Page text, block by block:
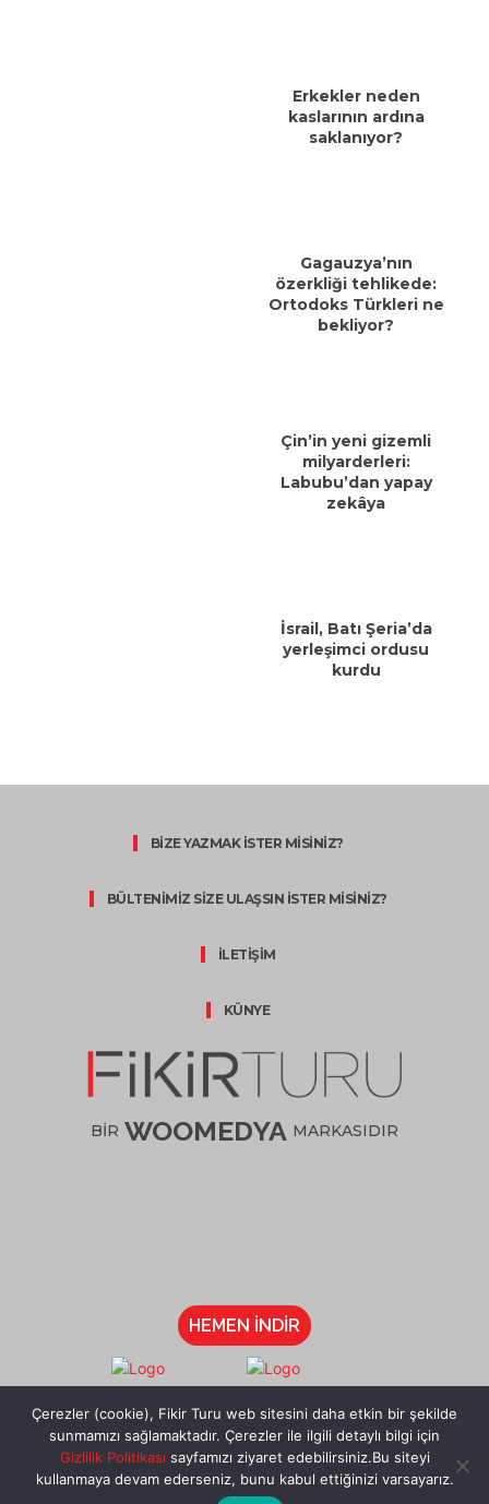
Erkekler neden
kaslarının ardına
saklanıyor?
Gagauzya’nın
özerkliği tehlikede:
Ortodoks Türkleri ne
bekliyor?
Çin’in yeni gizemli
milyarderleri:
Labubu’dan yapay
zekâya
İsrail, Batı Şeria’da
yerleşimci ordusu
kurdu
BİZE YAZMAK İSTER MİSİNİZ?
BÜLTENİMİZ SİZE ULAŞSIN İSTER MİSİNİZ?
İLETİŞİM
KÜNYE
BİR WOOMEDYA MARKASIDIR
HEMEN İNDİR
Çerezler (cookie), Fikir Turu web sitesini daha etkin bir şekilde
sunmamızı sağlamaktadır. Çerezler ile ilgili detaylı bilgi için
Gizlilik Politikası sayfamızı ziyaret edebilirsiniz.Bu siteyi
kullanmaya devam ederseniz, bunu kabul ettiğinizi varsayarız.